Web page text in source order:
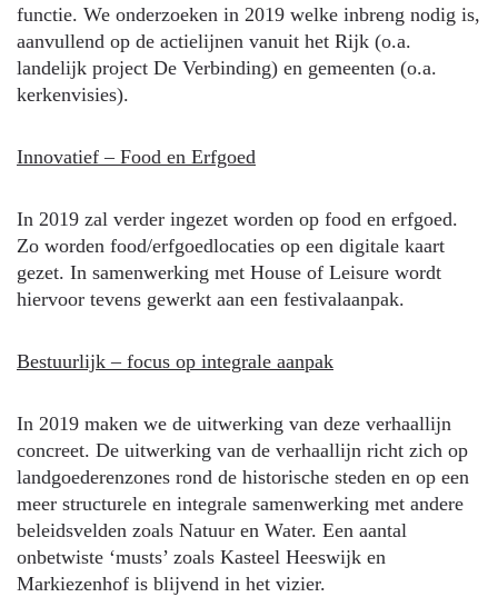
functie. We onderzoeken in 2019 welke inbreng nodig is,
aanvullend op de actielijnen vanuit het Rijk (o.a.
landelijk project De Verbinding) en gemeenten (o.a.
kerkenvisies).
Innovatief – Food en Erfgoed
In 2019 zal verder ingezet worden op food en erfgoed.
Zo worden food/erfgoedlocaties op een digitale kaart
gezet. In samenwerking met House of Leisure wordt
hiervoor tevens gewerkt aan een festivalaanpak.
Bestuurlijk – focus op integrale aanpak
In 2019 maken we de uitwerking van deze verhaallijn
concreet. De uitwerking van de verhaallijn richt zich op
landgoederenzones rond de historische steden en op een
meer structurele en integrale samenwerking met andere
beleidsvelden zoals Natuur en Water. Een aantal
onbetwiste ‘musts’ zoals Kasteel Heeswijk en
Markiezenhof is blijvend in het vizier.